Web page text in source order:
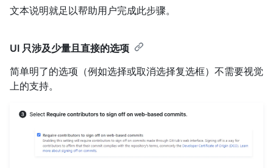
文本说明就足以帮助用户完成此步骤。
UI 只涉及少量且直接的选项
简单明了的选项（例如选择或取消选择复选框）不需要视觉
上的支持。